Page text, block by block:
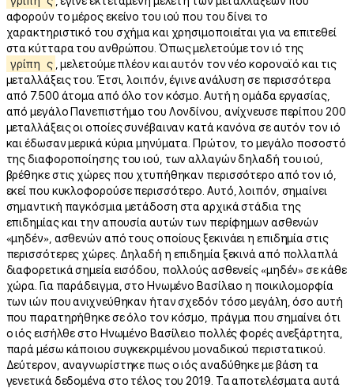
αφορούν το μέρος εκείνο του ιού που του δίνει το
χαρακτηριστικό του σχήμα και χρησιμοποιείται για να επιτεθεί
στα κύτταρα του ανθρώπου. Όπως μελετούμε τον ιό της
γρίπη ς , μελετούμε πλέον και αυτόν τον νέο κορονοϊό και τις
μεταλλάξεις του. Έτσι, λοιπόν, έγινε ανάλυση σε περισσότερα
από 7.500 άτομα από όλο τον κόσμο. Αυτή η ομάδα εργασίας,
από μεγάλο Πανεπιστήμιο του Λονδίνου, ανίχνευσε περίπου 200
μεταλλάξεις οι οποίες συνέβαιναν κατά κανόνα σε αυτόν τον ιό
και έδωσαν μερικά κύρια μηνύματα. Πρώτον, το μεγάλο ποσοστό
της διαφοροποίησης του ιού, των αλλαγών δηλαδή του ιού,
βρέθηκε στις χώρες που χτυπήθηκαν περισσότερο από τον ιό,
εκεί που κυκλοφορούσε περισσότερο. Αυτό, λοιπόν, σημαίνει
σημαντική παγκόσμια μετάδοση στα αρχικά στάδια της
επιδημίας και την απουσία αυτών των περίφημων ασθενών
«μηδέν», ασθενών από τους οποίους ξεκινάει η επιδημία στις
περισσότερες χώρες. Δηλαδή η επιδημία ξεκινά από πολλαπλά
διαφορετικά σημεία εισόδου, πολλούς ασθενείς «μηδέν» σε κάθε
χώρα. Για παράδειγμα, στο Ηνωμένο Βασίλειο η ποικιλομορφία
των ιών που ανιχνεύθηκαν ήταν σχεδόν τόσο μεγάλη, όσο αυτή
που παρατηρήθηκε σε όλο τον κόσμο, πράγμα που σημαίνει ότι
ο ιός εισήλθε στο Ηνωμένο Βασίλειο πολλές φορές ανεξάρτητα,
παρά μέσω κάποιου συγκεκριμένου μοναδικού περιστατικού.
Δεύτερον, αναγνωρίστηκε πως ο ιός αναδύθηκε με βάση τα
γενετικά δεδομένα στο τέλος του 2019. Τα αποτελέσματα αυτά